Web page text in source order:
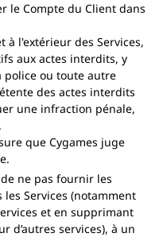
le Compte du Client dans
à l'extérieur des Services,
aux actes interdits, y
ou toute autre
des actes interdits
une infraction pénale,
que Cygames juge
ne pas fournir les
les Services (notamment
et en supprimant
d’autres services), à un